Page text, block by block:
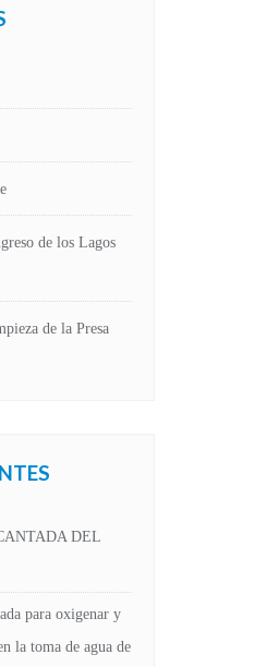
de los Lagos
de la Presa
DEL
para oxigenar y
la toma de agua de